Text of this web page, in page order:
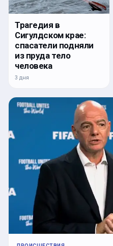
Трагедия в
Сигулдском крае:
спасатели подняли
из пруда тело
человека
3 дня